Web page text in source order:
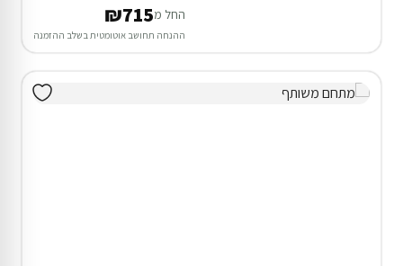
החל מ₪715
ההנחה תחושב אוטומטית בשלב ההזמנה